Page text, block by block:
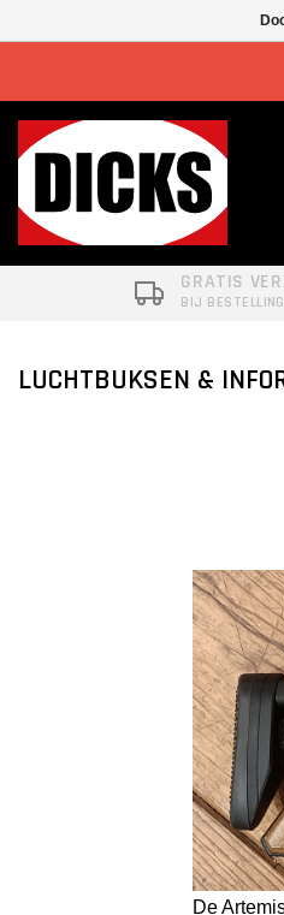
GRATIS
BIJ
LUCHTBUKSEN &
De